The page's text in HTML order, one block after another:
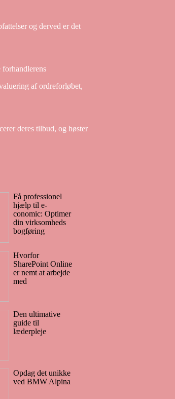
og derved er det
af ordreforløbet,
deres tilbud, og høster
Få professionel
hjælp til e-
conomic: Optimer
din virksomheds
bogføring
Hvorfor
SharePoint Online
er nemt at arbejde
med
Den ultimative
guide til
læderpleje
Opdag det unikke
ved BMW Alpina